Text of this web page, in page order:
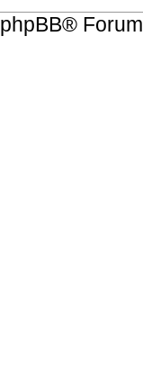
phpBB®